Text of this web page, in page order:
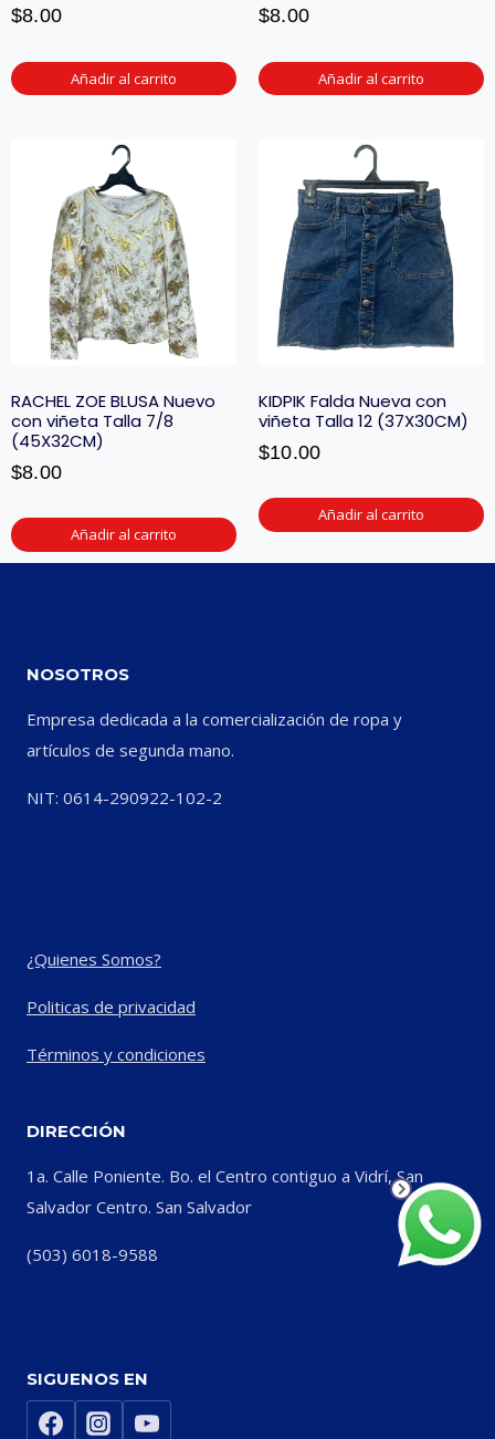
$8.00
Añadir al carrito
$8.00
Añadir al carrito
RACHEL ZOE BLUSA Nuevo
con viñeta Talla 7/8
(45X32CM)
$8.00
Añadir al carrito
KIDPIK Falda Nueva con
viñeta Talla 12 (37X30CM)
$10.00
Añadir al carrito
NOSOTROS
Empresa dedicada a la comercialización de ropa y
artículos de segunda mano.
NIT: 0614-290922-102-2
¿Quienes Somos?
Politicas de privacidad
Términos y condiciones
DIRECCIÓN
1a. Calle Poniente. Bo. el Centro contiguo a Vidrí, San
Salvador Centro. San Salvador
(503) 6018-9588
SIGUENOS EN